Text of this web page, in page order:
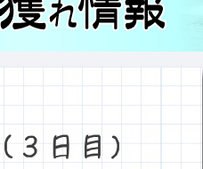
日目）